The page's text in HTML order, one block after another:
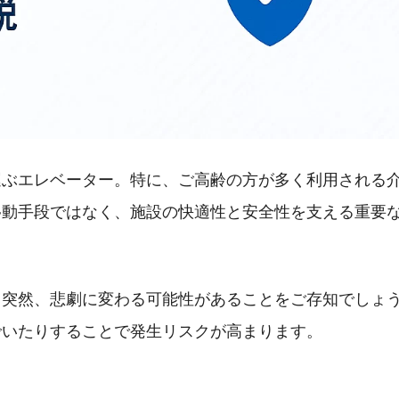
エレベーター。特に、ご高齢の方が多く利用される
手段ではなく、施設の快適性と安全性を支える重要
然、悲劇に変わる可能性があることをご存知でしょ
たりすることで発生リスクが高まります。